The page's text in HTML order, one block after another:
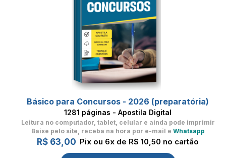
Básico para Concursos - 2026 (preparatória)
1281 páginas - Apostila Digital
Leitura no computador, tablet, celular e ainda pode imprimir
Baixe pelo site, receba na hora por e-mail e Whatsapp
R$ 63,00 Pix ou 6x de R$ 10,50 no cartão